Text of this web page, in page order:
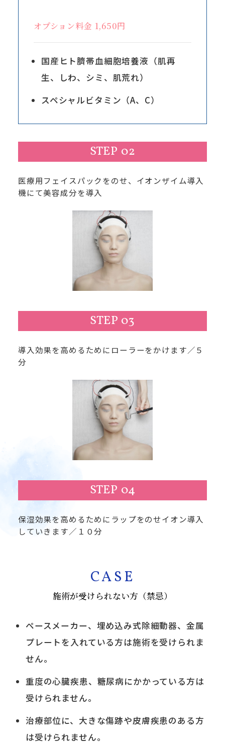
オプション料金 1,650円
国産ヒト臍帯血細胞培養液（肌再
生、しわ、シミ、肌荒れ）
スペシャルビタミン（A、C）
STEP 02
医療用フェイスパックをのせ、イオンザイム導入
機にて美容成分を導入
STEP 03
導入効果を高めるためにローラーをかけます／５
分
STEP 04
保湿効果を高めるためにラップをのせイオン導入
していきます／１０分
CASE
施術が受けられない方（禁忌）
ペースメーカー、埋め込み式除細動器、金属
プレートを入れている方は施術を受けられま
せん。
重度の心臓疾患、糖尿病にかかっている方は
受けられません。
治療部位に、大きな傷跡や皮膚疾患のある方
は受けられません。